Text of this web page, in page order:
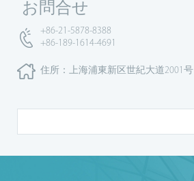
お問合せ
+86-21-5878-8388
+86-189-1614-4691
住所：上海浦東新区世紀大道2001号